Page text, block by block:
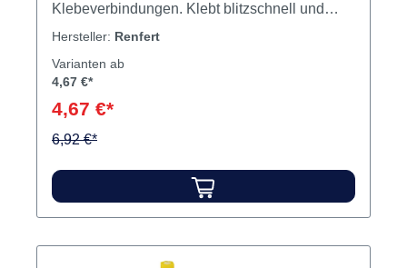
Klebeverbindungen. Klebt blitzschnell und
dauerhaft Gips, Metall, Kunststoff und Keramik.
gut dosierbar und dringt kaum in
Reaktionszeit nur für absolut trockene
Oberflächen geeignet. Flasche schließt durch
Hersteller: Renfert
Varianten ab
4,67 €*
4,67 €*
6,92 €*